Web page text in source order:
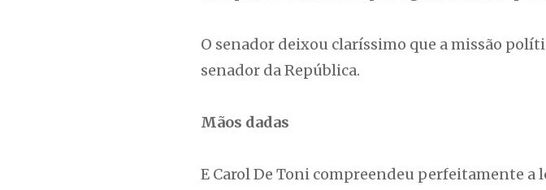
O senador deixou claríssimo que a missão
senador da República.
Mãos dadas
E Carol De Toni compreendeu perfeitamente